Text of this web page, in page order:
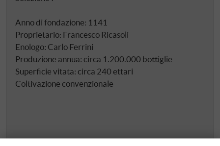
Anno di fondazione: 1141
Proprietario: Francesco Ricasoli
Enologo: Carlo Ferrini
Produzione annua: circa 1.200.000 bottiglie
Superficie vitata: circa 240 ettari
Coltivazione convenzionale